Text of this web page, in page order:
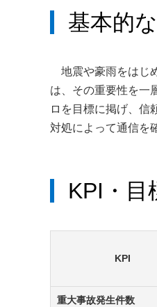
基本的
地震や豪雨をはじ
は、その重要性を一
ロを目標に掲げ、信
対処によって通信を
KPI・目
KPI
重大事故発生件数